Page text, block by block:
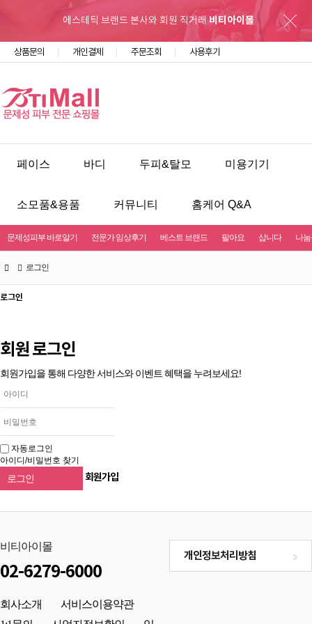
에스테틱 브랜드 본사와 회원 직거래비티아이몰
상품문의 개인결제 주문조회 사용후기
페이스 바디 두피&탈모 미용기기
소모품&용품 커뮤니티 홈케어 Q&A
문제성피부 바로알기 전문가 임상후기 베스트 브랜드 팔아요 삽니다 나
로그인
로그인
회원 로그인
회원가입을 통해 다양한 서비스와 이벤트 혜택을 누려보세요!
자동로그인
아이디/비밀번호 찾기
로그인 회원가입
비티아이몰
02-6279-6000
회사소개
서비스이용약관
개인정보처리방침